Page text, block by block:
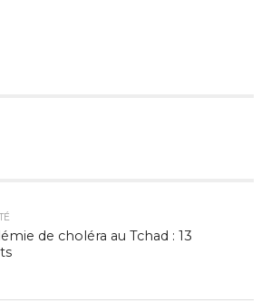
de choléra au Tchad : 13